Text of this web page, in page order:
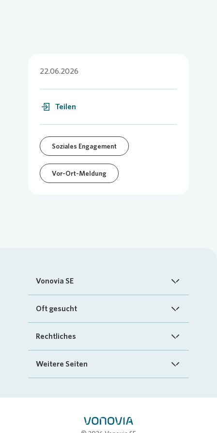
22.06.2026
Teilen
Soziales Engagement
Vor-Ort-Meldung
Vonovia SE
Startseite
Investoren
Oft gesucht
FAQ
„Mein Vonovia“ App
Mein Zuhause
Rechtliches
Impressum
Weitere Seiten